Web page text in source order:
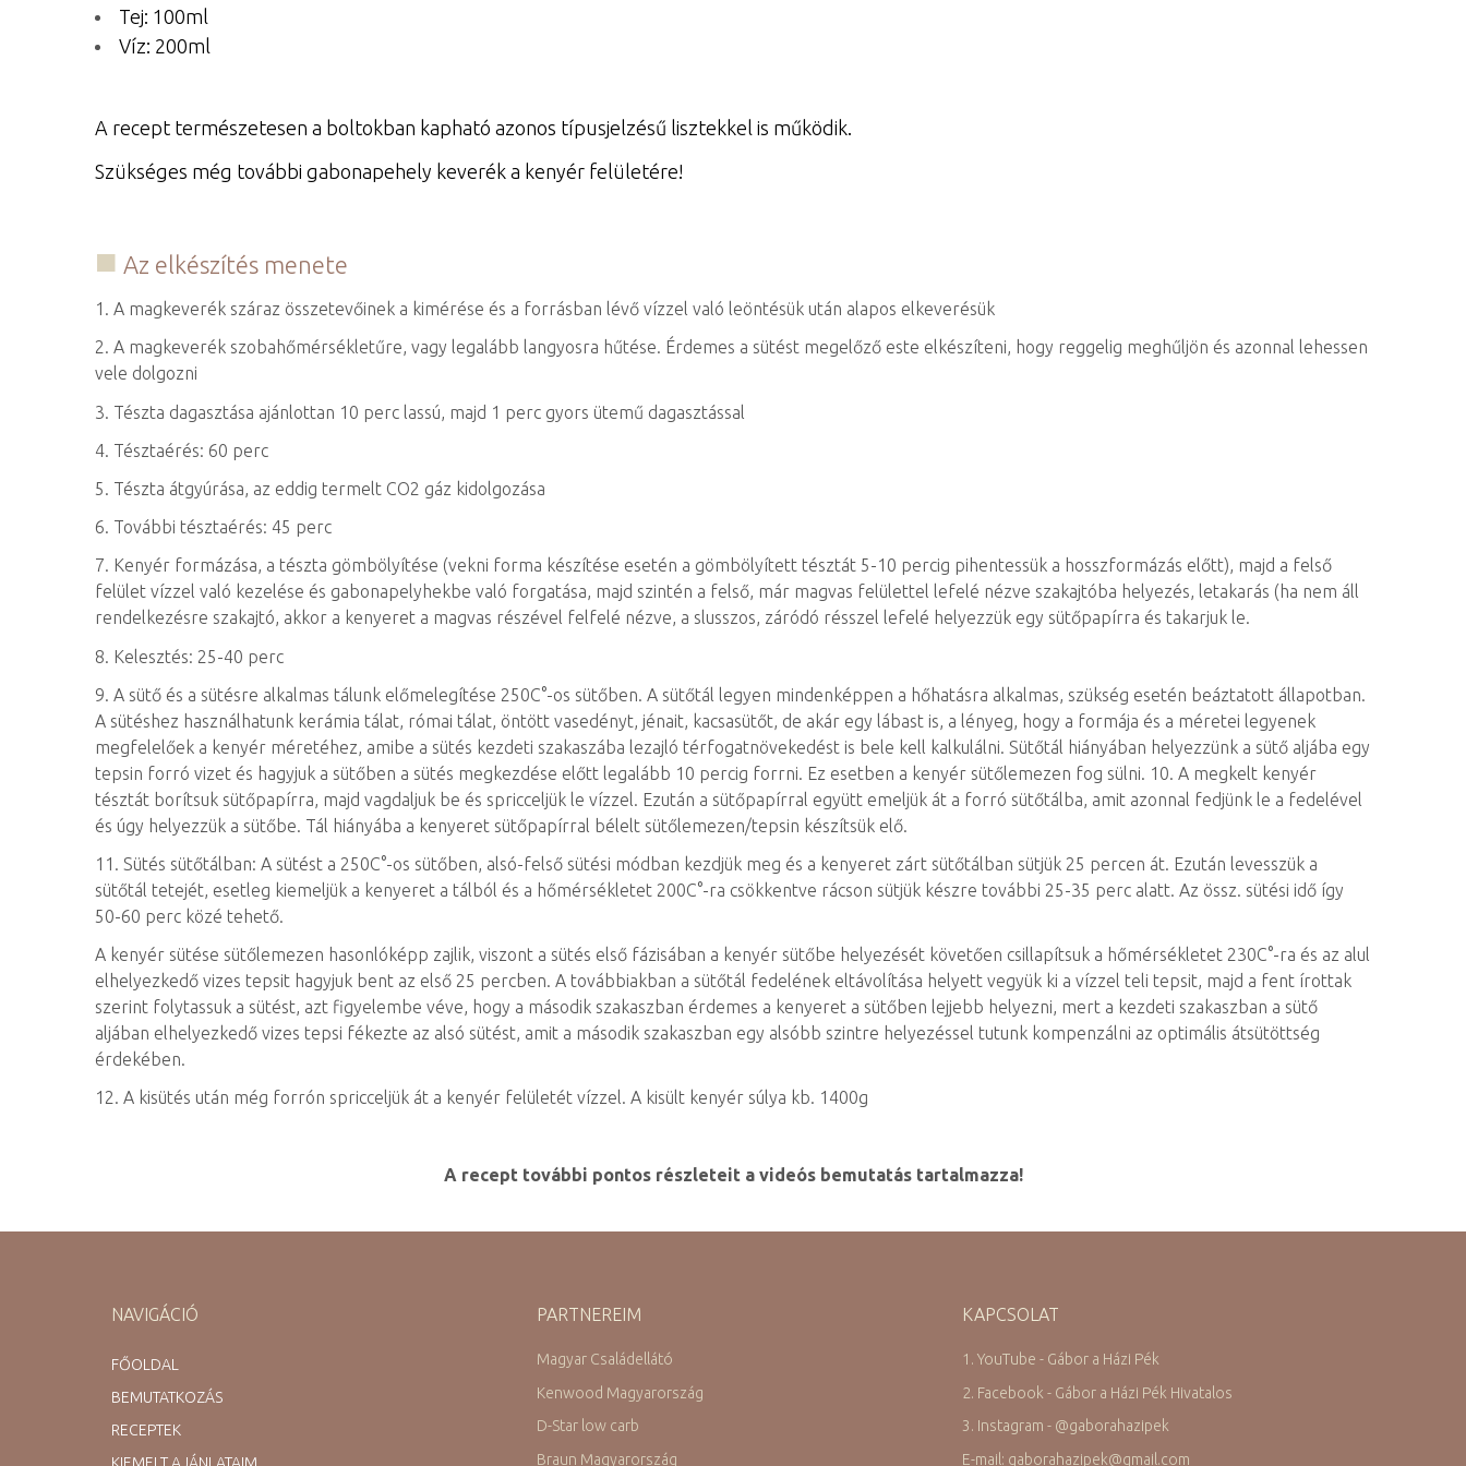
Tej: 100ml
Víz: 200ml
A recept természetesen a boltokban kapható azonos típusjelzésű lisztekkel is működik.
Szükséges még további gabonapehely keverék a kenyér felületére!
Az elkészítés menete
1. A magkeverék száraz összetevőinek a kimérése és a forrásban lévő vízzel való leöntésük után alapos elkeverésük
2. A magkeverék szobahőmérsékletűre, vagy legalább langyosra hűtése. Érdemes a sütést megelőző este elkészíteni, hogy reggelig meghűljön és azonnal lehessen
vele dolgozni
3. Tészta dagasztása ajánlottan 10 perc lassú, majd 1 perc gyors ütemű dagasztással
4. Tésztaérés: 60 perc
5. Tészta átgyúrása, az eddig termelt CO2 gáz kidolgozása
6. További tésztaérés: 45 perc
7. Kenyér formázása, a tészta gömbölyítése (vekni forma készítése esetén a gömbölyített tésztát 5-10 percig pihentessük a hosszformázás előtt), majd a felső
felület vízzel való kezelése és gabonapelyhekbe való forgatása, majd szintén a felső, már magvas felülettel lefelé nézve szakajtóba helyezés, letakarás (ha nem áll
rendelkezésre szakajtó, akkor a kenyeret a magvas részével felfelé nézve, a slusszos, záródó résszel lefelé helyezzük egy sütőpapírra és takarjuk le.
8. Kelesztés: 25-40 perc
9. A sütő és a sütésre alkalmas tálunk előmelegítése 250C°-os sütőben. A sütőtál legyen mindenképpen a hőhatásra alkalmas, szükség esetén beáztatott állapotban.
A sütéshez használhatunk kerámia tálat, római tálat, öntött vasedényt, jénait, kacsasütőt, de akár egy lábast is, a lényeg, hogy a formája és a méretei legyenek
megfelelőek a kenyér méretéhez, amibe a sütés kezdeti szakaszába lezajló térfogatnövekedést is bele kell kalkulálni. Sütőtál hiányában helyezzünk a sütő aljába egy
tepsin forró vizet és hagyjuk a sütőben a sütés megkezdése előtt legalább 10 percig forrni. Ez esetben a kenyér sütőlemezen fog sülni. 10. A megkelt kenyér
tésztát borítsuk sütőpapírra, majd vagdaljuk be és spricceljük le vízzel. Ezután a sütőpapírral együtt emeljük át a forró sütőtálba, amit azonnal fedjünk le a fedelével
és úgy helyezzük a sütőbe. Tál hiányába a kenyeret sütőpapírral bélelt sütőlemezen/tepsin készítsük elő.
11. Sütés sütőtálban: A sütést a 250C°-os sütőben, alsó-felső sütési módban kezdjük meg és a kenyeret zárt sütőtálban sütjük 25 percen át. Ezután levesszük a
sütőtál tetejét, esetleg kiemeljük a kenyeret a tálból és a hőmérsékletet 200C°-ra csökkentve rácson sütjük készre további 25-35 perc alatt. Az össz. sütési idő így
50-60 perc közé tehető.
A kenyér sütése sütőlemezen hasonlóképp zajlik, viszont a sütés első fázisában a kenyér sütőbe helyezését követően csillapítsuk a hőmérsékletet 230C°-ra és az alul
elhelyezkedő vizes tepsit hagyjuk bent az első 25 percben. A továbbiakban a sütőtál fedelének eltávolítása helyett vegyük ki a vízzel teli tepsit, majd a fent írottak
szerint folytassuk a sütést, azt figyelembe véve, hogy a második szakaszban érdemes a kenyeret a sütőben lejjebb helyezni, mert a kezdeti szakaszban a sütő
aljában elhelyezkedő vizes tepsi fékezte az alsó sütést, amit a második szakaszban egy alsóbb szintre helyezéssel tutunk kompenzálni az optimális átsütöttség
érdekében.
12. A kisütés után még forrón spricceljük át a kenyér felületét vízzel. A kisült kenyér súlya kb. 1400g
A recept további pontos részleteit a videós bemutatás tartalmazza!
NAVIGÁCIÓ
FŐOLDAL
BEMUTATKOZÁS
RECEPTEK
KIEMELT AJÁNLATAIM
PARTNEREIM
Magyar Családellátó
Kenwood Magyarország
D-Star low carb
Braun Magyarország
KAPCSOLAT
1. YouTube - Gábor a Házi Pék
2. Facebook - Gábor a Házi Pék Hivatalos
3. Instagram - @gaborahazipek
E-mail: gaborahazipek@gmail.com